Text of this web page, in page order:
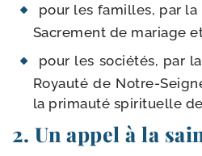
pour les familles, par
Sacrement de mariage
pour les socié­tés, par
Royauté de Notre-​
la pri­mau­té spi­ri­tuelle de
2. Un appel à la